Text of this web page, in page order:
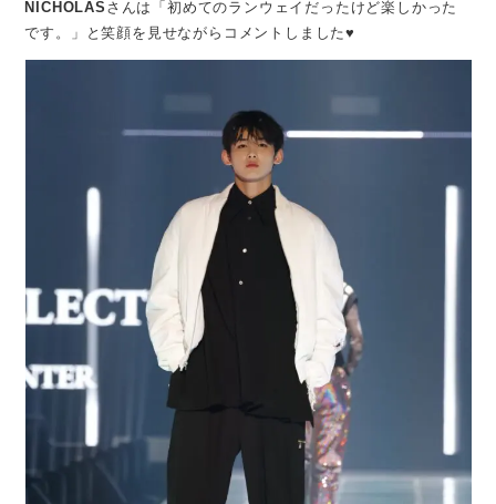
NICHOLAS さんは「初めてのランウェイだったけど楽しかった
です。」と笑顔を見せながらコメントしました♥